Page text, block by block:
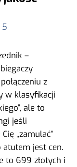
–
z
w klasyfikacji
ale to
jeśli
,,zamulać”
atutem jest cen.
to 699 złotych i